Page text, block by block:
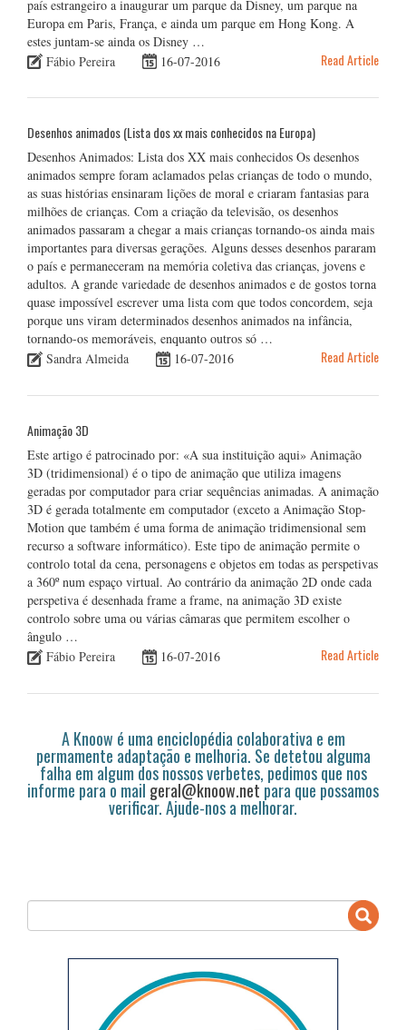
país estrangeiro a inaugurar um parque da Disney, um parque na
Europa em Paris, França, e ainda um parque em Hong Kong. A
estes juntam-se ainda os Disney …
Fábio Pereira
16-07-2016 Read Article
Desenhos animados (Lista dos xx mais conhecidos na Europa)
Desenhos Animados: Lista dos XX mais conhecidos Os desenhos
animados sempre foram aclamados pelas crianças de todo o mundo,
as suas histórias ensinaram lições de moral e criaram fantasias para
milhões de crianças. Com a criação da televisão, os desenhos
animados passaram a chegar a mais crianças tornando-os ainda mais
importantes para diversas gerações. Alguns desses desenhos pararam
o país e permaneceram na memória coletiva das crianças, jovens e
adultos. A grande variedade de desenhos animados e de gostos torna
quase impossível escrever uma lista com que todos concordem, seja
porque uns viram determinados desenhos animados na infância,
tornando-os memoráveis, enquanto outros só …
Sandra Almeida
16-07-2016 Read Article
Animação 3D
Este artigo é patrocinado por: «A sua instituição aqui» Animação
3D (tridimensional) é o tipo de animação que utiliza imagens
geradas por computador para criar sequências animadas. A animação
3D é gerada totalmente em computador (exceto a Animação Stop-
Motion que também é uma forma de animação tridimensional sem
recurso a software informático). Este tipo de animação permite o
controlo total da cena, personagens e objetos em todas as perspetivas
a 360º num espaço virtual. Ao contrário da animação 2D onde cada
perspetiva é desenhada frame a frame, na animação 3D existe
controlo sobre uma ou várias câmaras que permitem escolher o
ângulo …
Fábio Pereira
16-07-2016 Read Article
A Knoow é uma enciclopédia colaborativa e em
permamente adaptação e melhoria. Se detetou alguma
falha em algum dos nossos verbetes, pedimos que nos
informe para o mail geral@knoow.netpara que possamos
verificar. Ajude-nos a melhorar.